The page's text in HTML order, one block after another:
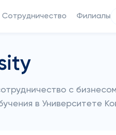
Сотрудничество Филиалы
с
в Университете